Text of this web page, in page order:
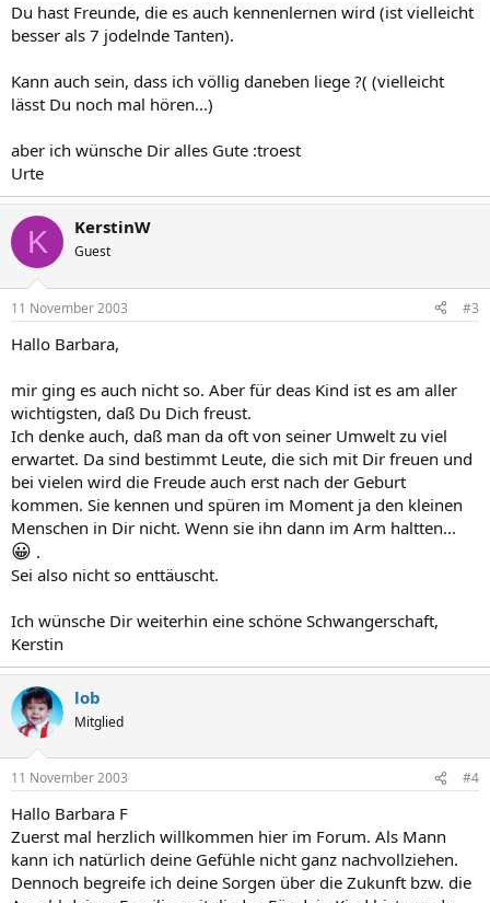
Du hast Freunde, die es auch kennenlernen wird (ist vielleicht
besser als 7 jodelnde Tanten).
Kann auch sein, dass ich völlig daneben liege ?( (vielleicht
lässt Du noch mal hören...)
aber ich wünsche Dir alles Gute :troest
Urte
K KerstinW
Guest
11 November 2003 #3
Hallo Barbara,
mir ging es auch nicht so. Aber für deas Kind ist es am aller
wichtigsten, daß Du Dich freust.
Ich denke auch, daß man da oft von seiner Umwelt zu viel
erwartet. Da sind bestimmt Leute, die sich mit Dir freuen und
bei vielen wird die Freude auch erst nach der Geburt
kommen. Sie kennen und spüren im Moment ja den kleinen
Menschen in Dir nicht. Wenn sie ihn dann im Arm haltten...
😀 .
Sei also nicht so enttäuscht.
Ich wünsche Dir weiterhin eine schöne Schwangerschaft,
Kerstin
lob
Mitglied
11 November 2003 #4
Hallo Barbara F
Zuerst mal herzlich willkommen hier im Forum. Als Mann
kann ich natürlich deine Gefühle nicht ganz nachvollziehen.
Dennoch begreife ich deine Sorgen über die Zukunft bzw. die